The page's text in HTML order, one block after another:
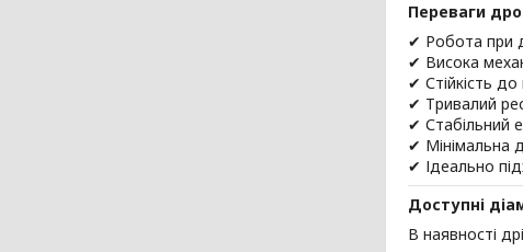
Переваги
✔ Робота при
✔ Висока
✔ Стійкість до
✔ Тривалий
✔ Стабільний
✔ Мінімальна
✔ Ідеально
Доступні
В наявності